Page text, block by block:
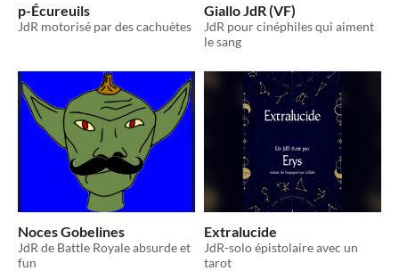
p-Écureuils
JdR motorisé par des cachuètes
Giallo JdR (VF)
JdR pour cinéphiles qui aiment
le sang
Noces Gobelines
JdR de Battle Royale absurde et
fun
Extralucide
JdR-solo épistolaire avec un
tarot